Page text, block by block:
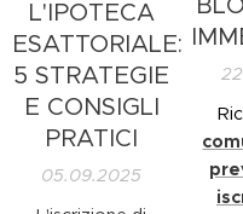
L'IPOTECA
ESATTORIALE:
5 STRATEGIE
E CONSIGLI
PRATICI
05.09.2025